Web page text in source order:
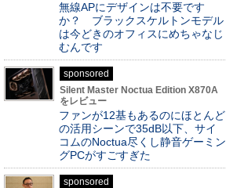
無線APにデザインは不要です
か？ ブラックスケルトンモデル
は今どきのオフィスにめちゃなじ
むんです
sponsored
Silent Master Noctua Edition X870A
をレビュー
ファンが12基もあるのにほとんど
の活用シーンで35dB以下、サイ
コムのNoctua尽くし静音ゲーミン
グPCがすごすぎた
sponsored